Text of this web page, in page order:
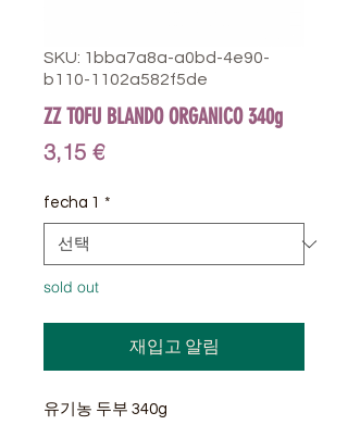
SKU: 1bba7a8a-a0bd-4e90-
b110-1102a582f5de
ZZ TOFU BLANDO ORGANICO 340g
3,15 €가
fecha 1 *
sold out
재입고 알림
유기농 두부 340g